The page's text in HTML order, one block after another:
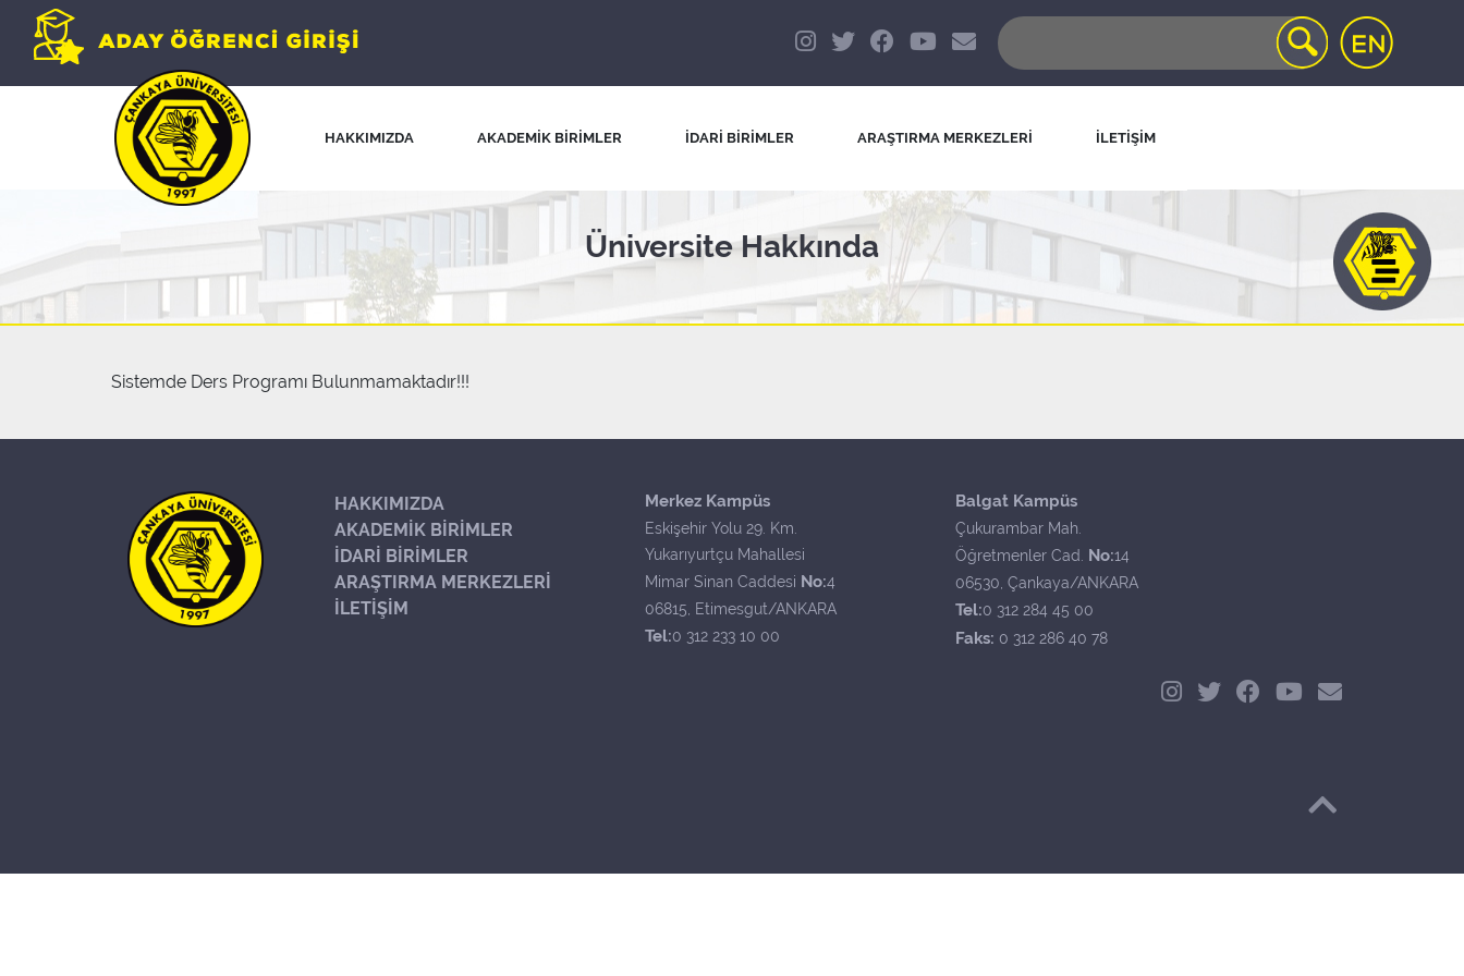
HAKKIMIZDA AKADEMİK BİRİMLER İDARİ BİRİMLER ARAŞTIRMA MERKEZLERİ İLETİŞİM
Üniversite Hakkında
Sistemde Ders Programı Bulunmamaktadır!!!
HAKKIMIZDA
AKADEMİK BİRİMLER
İDARİ BİRİMLER
ARAŞTIRMA MERKEZLERİ
İLETİŞİM
Merkez Kampüs
Eskişehir Yolu 29. Km.
Yukarıyurtçu Mahallesi
Mimar Sinan Caddesi No:4
06815, Etimesgut/ANKARA
Tel:0 312 233 10 00
Balgat Kampüs
Çukurambar Mah.
Öğretmenler Cad. No:14
06530, Çankaya/ANKARA
Tel:0 312 284 45 00
Faks: 0 312 286 40 78